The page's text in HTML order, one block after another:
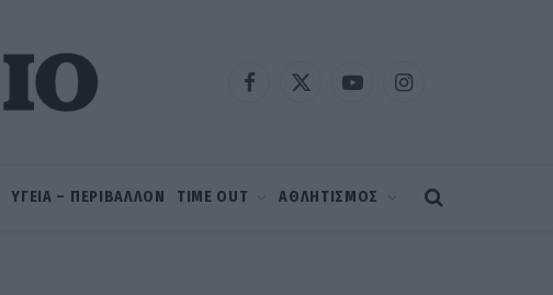
Facebook
X
YouTubeInstagram
ΥΓΕΙΑ – ΠΕΡΙΒΑΛΛΟΝ TIME OUT ΑΘΛΗΤΙΣΜΟΣ